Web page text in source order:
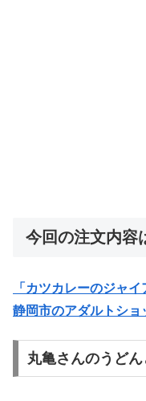
今回の注文内容
「カツカレーのジャ
静岡市のアダルトショ
丸亀さんのうどん